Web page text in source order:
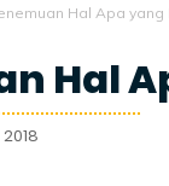
Hal Apa yang
Hal